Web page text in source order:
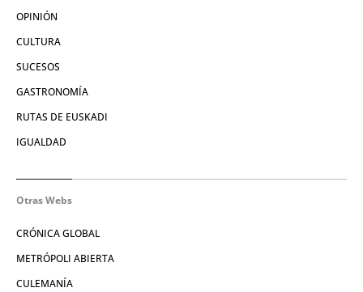
OPINIÓN
CULTURA
SUCESOS
GASTRONOMÍA
RUTAS DE EUSKADI
IGUALDAD
Otras Webs
CRÓNICA GLOBAL
METRÓPOLI ABIERTA
CULEMANÍA